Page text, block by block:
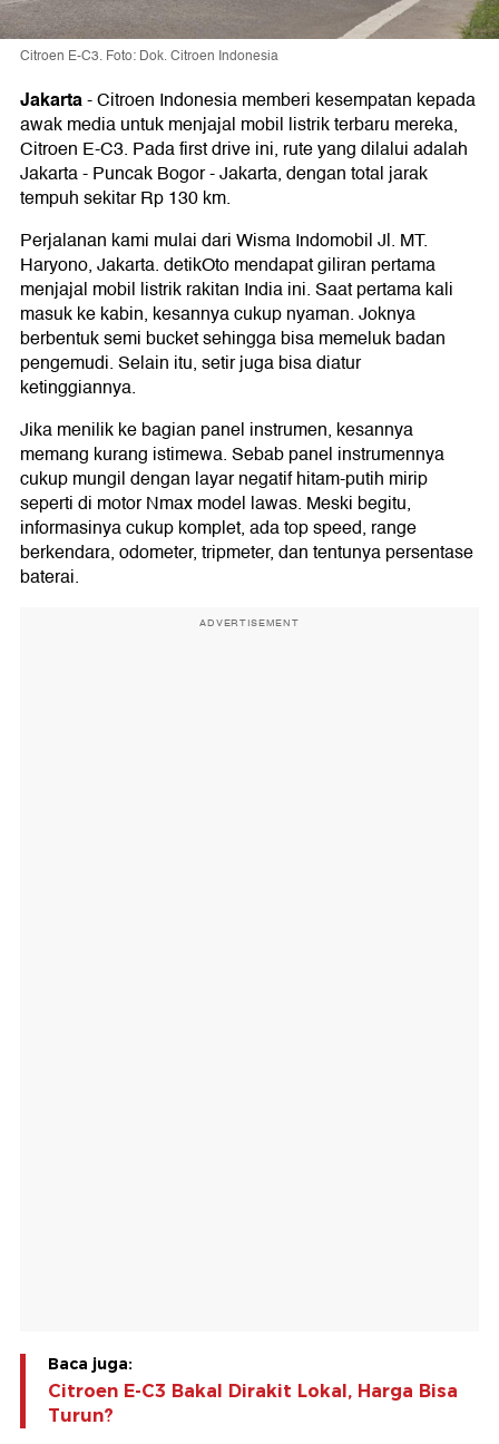
Citroen E-C3. Foto: Dok. Citroen Indonesia
Jakarta-Citroen Indonesia memberi kesempatan kepada
awak media untuk menjajal mobil listrik terbaru mereka,
Citroen E-C3. Pada first drive ini, rute yang dilalui adalah
Jakarta - Puncak Bogor - Jakarta, dengan total jarak
tempuh sekitar Rp 130 km.
Perjalanan kami mulai dari Wisma Indomobil Jl. MT.
Haryono, Jakarta. detikOto mendapat giliran pertama
menjajal mobil listrik rakitan India ini. Saat pertama kali
masuk ke kabin, kesannya cukup nyaman. Joknya
berbentuk semi bucket sehingga bisa memeluk badan
pengemudi. Selain itu, setir juga bisa diatur
ketinggiannya.
Jika menilik ke bagian panel instrumen, kesannya
memang kurang istimewa. Sebab panel instrumennya
cukup mungil dengan layar negatif hitam-putih mirip
seperti di motor Nmax model lawas. Meski begitu,
informasinya cukup komplet, ada top speed, range
berkendara, odometer, tripmeter, dan tentunya persentase
baterai.
ADVERTISEMENT
Baca juga:
Citroen E-C3 Bakal Dirakit Lokal, Harga Bisa
Turun?